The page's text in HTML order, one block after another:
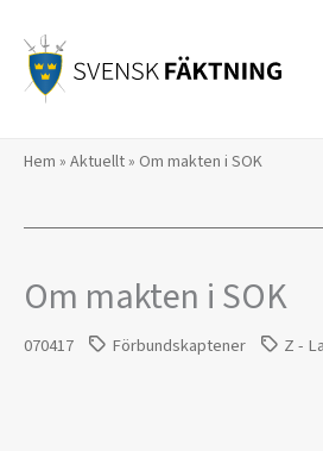
innehåll
Hem » Aktuellt» Om makten i SOK
Om makten i SOK
070417 Förbundskaptener Z -